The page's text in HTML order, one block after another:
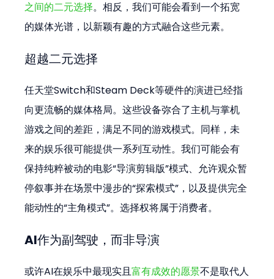
之间的二元选择。相反，我们可能会看到一个拓宽
的媒体光谱，以新颖有趣的方式融合这些元素。
超越二元选择
任天堂Switch和Steam Deck等硬件的演进已经指
向更流畅的媒体格局。这些设备弥合了主机与掌机
游戏之间的差距，满足不同的游戏模式。同样，未
来的娱乐很可能提供一系列互动性。我们可能会有
保持纯粹被动的电影“导演剪辑版”模式、允许观众暂
停叙事并在场景中漫步的“探索模式”，以及提供完全
能动性的“主角模式”。选择权将属于消费者。
AI作为副驾驶，而非导演
或许AI在娱乐中最现实且富有成效的愿景不是取代人